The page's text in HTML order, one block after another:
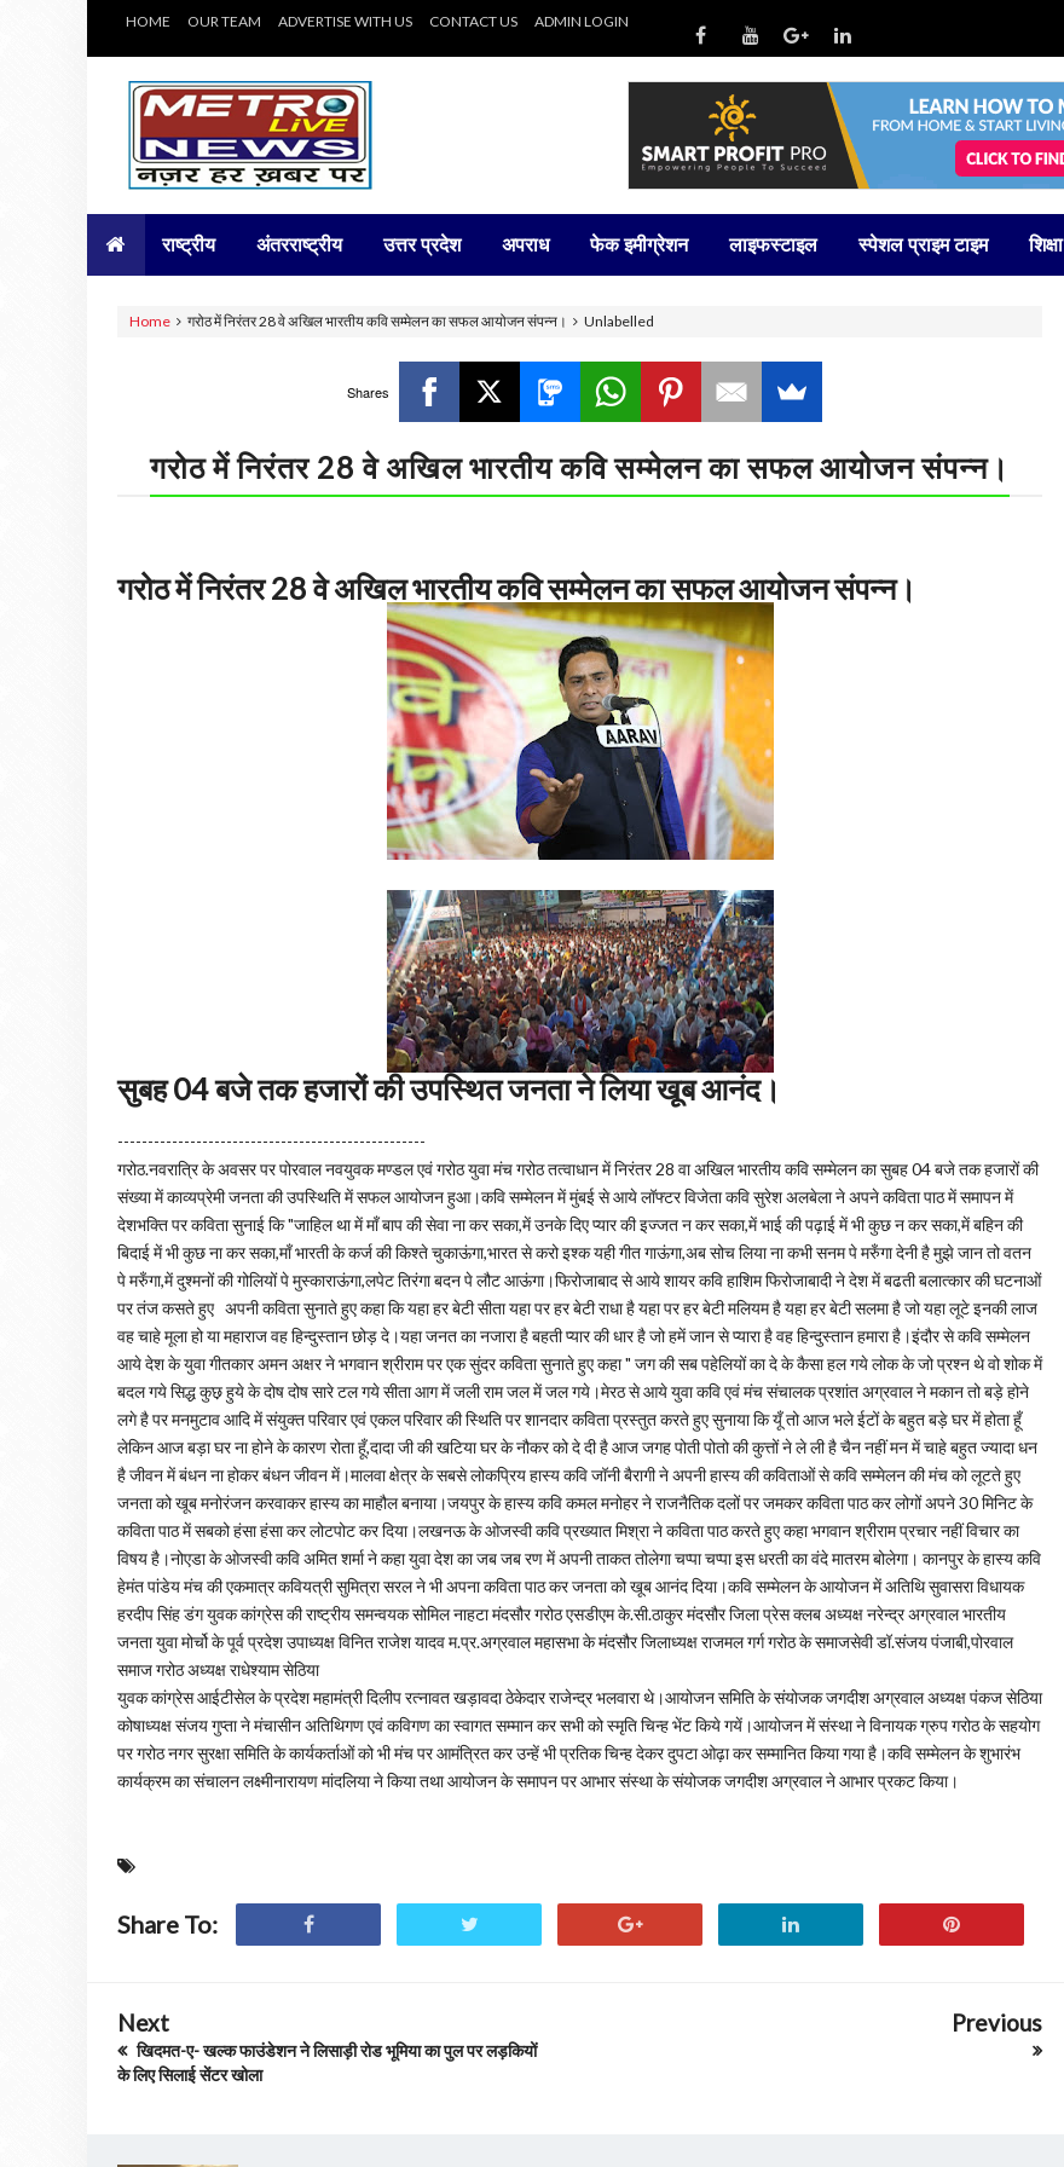
HOME OUR TEAM ADVERTISE WITH US CONTACT US ADMIN LOGIN
राष्ट्रीय अंतरराष्ट्रीय उत्तर प्रदेश अपराध फेक इमीग्रेशन लाइफस्टाइल स्पेशल प्राइम टाइम शिक्षा
Home Unlabelled
गरोठ में निरंतर 28 वे अखिल भारतीय कवि सम्मेलन का सफल आयोजन संपन्न।
Shares
गरोठ में निरंतर 28 वे अखिल भारतीय कवि सम्मेलन का सफल आयोजन संपन्न।
गरोठ में निरंतर 28 वे अखिल भारतीय कवि सम्मेलन का सफल आयोजन संपन्न।
सुबह 04 बजे तक हजारों की उपस्थित जनता ने लिया खूब आनंद।
---------------------------------------------------
गरोठ.नवरात्रि के अवसर पर पोरवाल नवयुवक मण्डल एवं गरोठ युवा मंच गरोठ तत्वाधान में निरंतर 28 वा अखिल भारतीय कवि सम्मेलन का सुबह 04 बजे तक हजारों की
संख्या में काव्यप्रेमी जनता की उपस्थिति में सफल आयोजन हुआ।कवि सम्मेलन में मुंबई से आये लॉफ्टर विजेता कवि सुरेश अलबेला ने अपने कविता पाठ में समापन में
देशभक्ति पर कविता सुनाई कि "जाहिल था में मॉं बाप की सेवा ना कर सका,में उनके दिए प्यार की इज्जत न कर सका,में भाई की पढ़ाई में भी कुछ न कर सका,में बहिन की
बिदाई में भी कुछ ना कर सका,मॉं भारती के कर्ज की किश्ते चुकाऊंगा,भारत से करो इश्क यही गीत गाऊंगा,अब सोच लिया ना कभी सनम पे मरुँगा देनी है मुझे जान तो वतन
पे मरुँगा,में दुश्मनों की गोलियों पे मुस्काराऊंगा,लपेट तिरंगा बदन पे लौट आऊंगा।फिरोजाबाद से आये शायर कवि हाशिम फिरोजाबादी ने देश में बढती बलात्कार की घटनाओं
पर तंज कसते हुए अपनी कविता सुनाते हुए कहा कि यहा हर बेटी सीता यहा पर हर बेटी राधा है यहा पर हर बेटी मलियम है यहा हर बेटी सलमा है जो यहा लूटे इनकी लाज
वह चाहे मूला हो या महाराज वह हिन्दुस्तान छोड़ दे।यहा जनत का नजारा है बहती प्यार की धार है जो हमें जान से प्यारा है वह हिन्दुस्तान हमारा है।इंदौर से कवि सम्मेलन
आये देश के युवा गीतकार अमन अक्षर ने भगवान श्रीराम पर एक सुंदर कविता सुनाते हुए कहा " जग की सब पहेलियों का दे के कैसा हल गये लोक के जो प्रश्न थे वो शोक में
बदल गये सिद्ध कुछ़ हुये के दोष दोष सारे टल गये सीता आग में जली राम जल में जल गये।मेरठ से आये युवा कवि एवं मंच संचालक प्रशांत अग्रवाल ने मकान तो बड़े होने
लगे है पर मनमुटाव आदि में संयुक्त परिवार एवं एकल परिवार की स्थिति पर शानदार कविता प्रस्तुत करते हुए सुनाया कि यूँ तो आज भले ईटों के बहुत बड़े घर में होता हूँ
लेकिन आज बड़ा घर ना होने के कारण रोता हूँ,दादा जी की खटिया घर के नौकर को दे दी है आज जगह पोती पोतो की कुत्तों ने ले ली है चैन नहीं मन में चाहे बहुत ज्यादा धन
है जीवन में बंधन ना होकर बंधन जीवन में।मालवा क्षेत्र के सबसे लोकप्रिय हास्य कवि जॉनी बैरागी ने अपनी हास्य की कविताओं से कवि सम्मेलन की मंच को लूटते हुए
जनता को खूब मनोरंजन करवाकर हास्य का माहौल बनाया।जयपुर के हास्य कवि कमल मनोहर ने राजनैतिक दलों पर जमकर कविता पाठ कर लोगों अपने 30 मिनिट के
कविता पाठ में सबको हंसा हंसा कर लोटपोट कर दिया।लखनऊ के ओजस्वी कवि प्रख्यात मिश्रा ने कविता पाठ करते हुए कहा भगवान श्रीराम प्रचार नहीं विचार का
विषय है।नोएडा के ओजस्वी कवि अमित शर्मा ने कहा युवा देश का जब जब रण में अपनी ताकत तोलेगा चप्पा चप्पा इस धरती का वंदे मातरम बोलेगा। कानपुर के हास्य कवि
हेमंत पांडेय मंच की एकमात्र कवियत्री सुमित्रा सरल ने भी अपना कविता पाठ कर जनता को खूब आनंद दिया।कवि सम्मेलन के आयोजन में अतिथि सुवासरा विधायक
हरदीप सिंह डंग युवक कांग्रेस की राष्ट्रीय समन्वयक सोमिल नाहटा मंदसौर गरोठ एसडीएम के.सी.ठाकुर मंदसौर जिला प्रेस क्लब अध्यक्ष नरेन्द्र अग्रवाल भारतीय
जनता युवा मोर्चो के पूर्व प्रदेश उपाध्यक्ष विनित राजेश यादव म.प्र.अग्रवाल महासभा के मंदसौर जिलाध्यक्ष राजमल गर्ग गरोठ के समाजसेवी डॉ.संजय पंजाबी,पोरवाल
समाज गरोठ अध्यक्ष राधेश्याम सेठिया
युवक कांग्रेस आईटीसेल के प्रदेश महामंत्री दिलीप रत्नावत खड़ावदा ठेकेदार राजेन्द्र भलवारा थे।आयोजन समिति के संयोजक जगदीश अग्रवाल अध्यक्ष पंकज सेठिया
कोषाध्यक्ष संजय गुप्ता ने मंचासीन अतिथिगण एवं कविगण का स्वागत सम्मान कर सभी को स्मृति चिन्ह भेंट किये गयें।आयोजन में संस्था ने विनायक ग्रुप गरोठ के सहयोग
पर गरोठ नगर सुरक्षा समिति के कार्यकर्ताओं को भी मंच पर आमंत्रित कर उन्हें भी प्रतिक चिन्ह देकर दुपटा ओढ़ा कर सम्मानित किया गया है।कवि सम्मेलन के शुभारंभ
कार्यक्रम का संचालन लक्ष्मीनारायण मांदलिया ने किया तथा आयोजन के समापन पर आभार संस्था के संयोजक जगदीश अग्रवाल ने आभार प्रकट किया।
Share To:
Next
खिदमत-ए- खल्क फाउंडेशन ने लिसाड़ी रोड भूमिया का पुल पर लड़कियों
के लिए सिलाई सेंटर खोला
Previous